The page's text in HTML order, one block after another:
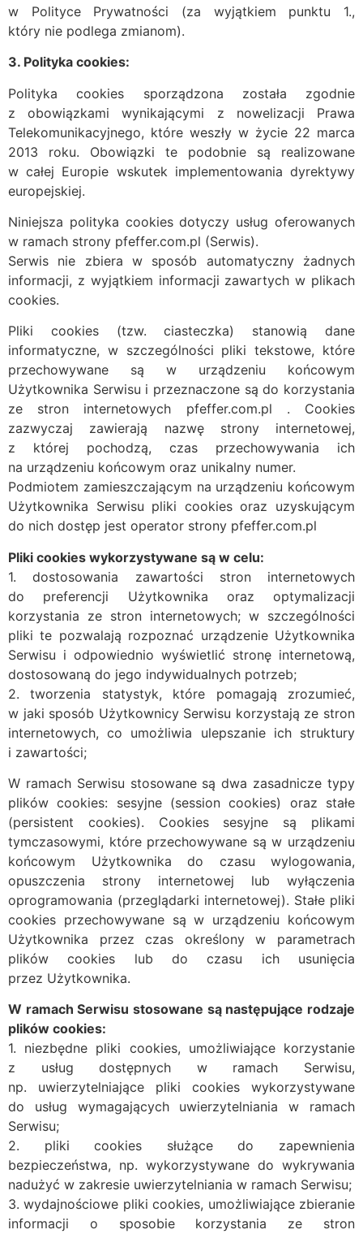
w Polityce Prywatności (za wyjątkiem punktu 1.,
który nie podlega zmianom).
3. Polityka cookies:
Polityka cookies sporządzona została zgodnie
z obowiązkami wynikającymi z nowelizacji Prawa
Telekomunikacyjnego, które weszły w życie 22 marca
2013 roku. Obowiązki te podobnie są realizowane
w całej Europie wskutek implementowania dyrektywy
europejskiej.
Niniejsza polityka cookies dotyczy usług oferowanych
w ramach strony pfeffer.com.pl (Serwis).
Serwis nie zbiera w sposób automatyczny żadnych
informacji, z wyjątkiem informacji zawartych w plikach
cookies.
Pliki cookies (tzw. ciasteczka) stanowią dane
informatyczne, w szczególności pliki tekstowe, które
przechowywane są w urządzeniu końcowym
Użytkownika Serwisu i przeznaczone są do korzystania
ze stron internetowych pfeffer.com.pl . Cookies
zazwyczaj zawierają nazwę strony internetowej,
z której pochodzą, czas przechowywania ich
na urządzeniu końcowym oraz unikalny numer.
Podmiotem zamieszczającym na urządzeniu końcowym
Użytkownika Serwisu pliki cookies oraz uzyskującym
do nich dostęp jest operator strony pfeffer.com.pl
Pliki cookies wykorzystywane są w celu:
1. dostosowania zawartości stron internetowych
do preferencji Użytkownika oraz optymalizacji
korzystania ze stron internetowych; w szczególności
pliki te pozwalają rozpoznać urządzenie Użytkownika
Serwisu i odpowiednio wyświetlić stronę internetową,
dostosowaną do jego indywidualnych potrzeb;
2. tworzenia statystyk, które pomagają zrozumieć,
w jaki sposób Użytkownicy Serwisu korzystają ze stron
internetowych, co umożliwia ulepszanie ich struktury
i zawartości;
W ramach Serwisu stosowane są dwa zasadnicze typy
plików cookies: sesyjne (session cookies) oraz stałe
(persistent cookies). Cookies sesyjne są plikami
tymczasowymi, które przechowywane są w urządzeniu
końcowym Użytkownika do czasu wylogowania,
opuszczenia strony internetowej lub wyłączenia
oprogramowania (przeglądarki internetowej). Stałe pliki
cookies przechowywane są w urządzeniu końcowym
Użytkownika przez czas określony w parametrach
plików cookies lub do czasu ich usunięcia
przez Użytkownika.
W ramach Serwisu stosowane są następujące rodzaje
plików cookies:
1. niezbędne pliki cookies, umożliwiające korzystanie
z usług dostępnych w ramach Serwisu,
np. uwierzytelniające pliki cookies wykorzystywane
do usług wymagających uwierzytelniania w ramach
Serwisu;
2. pliki cookies służące do zapewnienia
bezpieczeństwa, np. wykorzystywane do wykrywania
nadużyć w zakresie uwierzytelniania w ramach Serwisu;
3. wydajnościowe pliki cookies, umożliwiające zbieranie
informacji o sposobie korzystania ze stron